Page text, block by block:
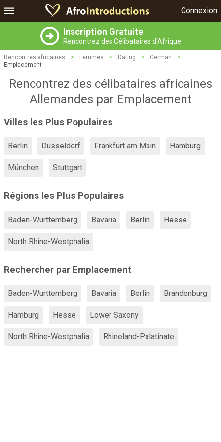
Connexion
Inscription Gratuite
Rencontrez des Célibataires d'Afrique
Rencontres africaines > Femmes > Dating > German
>
Emplacement
Rencontrez des célibataires africaines
Allemandes par Emplacement
Villes les Plus Populaires
Berlin Düsseldorf Frankfurt am Main Hamburg
München Stuttgart
Régions les Plus Populaires
Baden-Wurttemberg Bavaria Berlin Hesse
North Rhine-Westphalia
Rechercher par Emplacement
Baden-Wurttemberg Bavaria Berlin Brandenburg
Hamburg Hesse Lower Saxony
North Rhine-Westphalia Rhineland-Palatinate